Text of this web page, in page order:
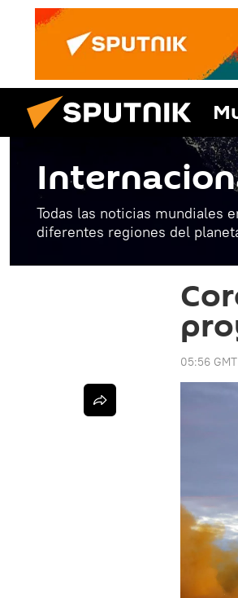
Todas las noticias mundiales
diferentes regiones del
05:56